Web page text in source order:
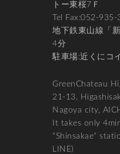
トー東桜7Ｆ
Tel Fax:052-935-
地下鉄東山線「
4分
駐車場:近くにコ
GreenChateau
21-13,
Nagoya city,
It takes only
"Shinsakae"
LINE)